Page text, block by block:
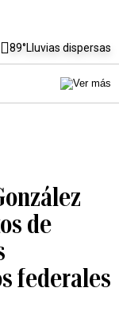
89°Lluvias dispersas
de
federales